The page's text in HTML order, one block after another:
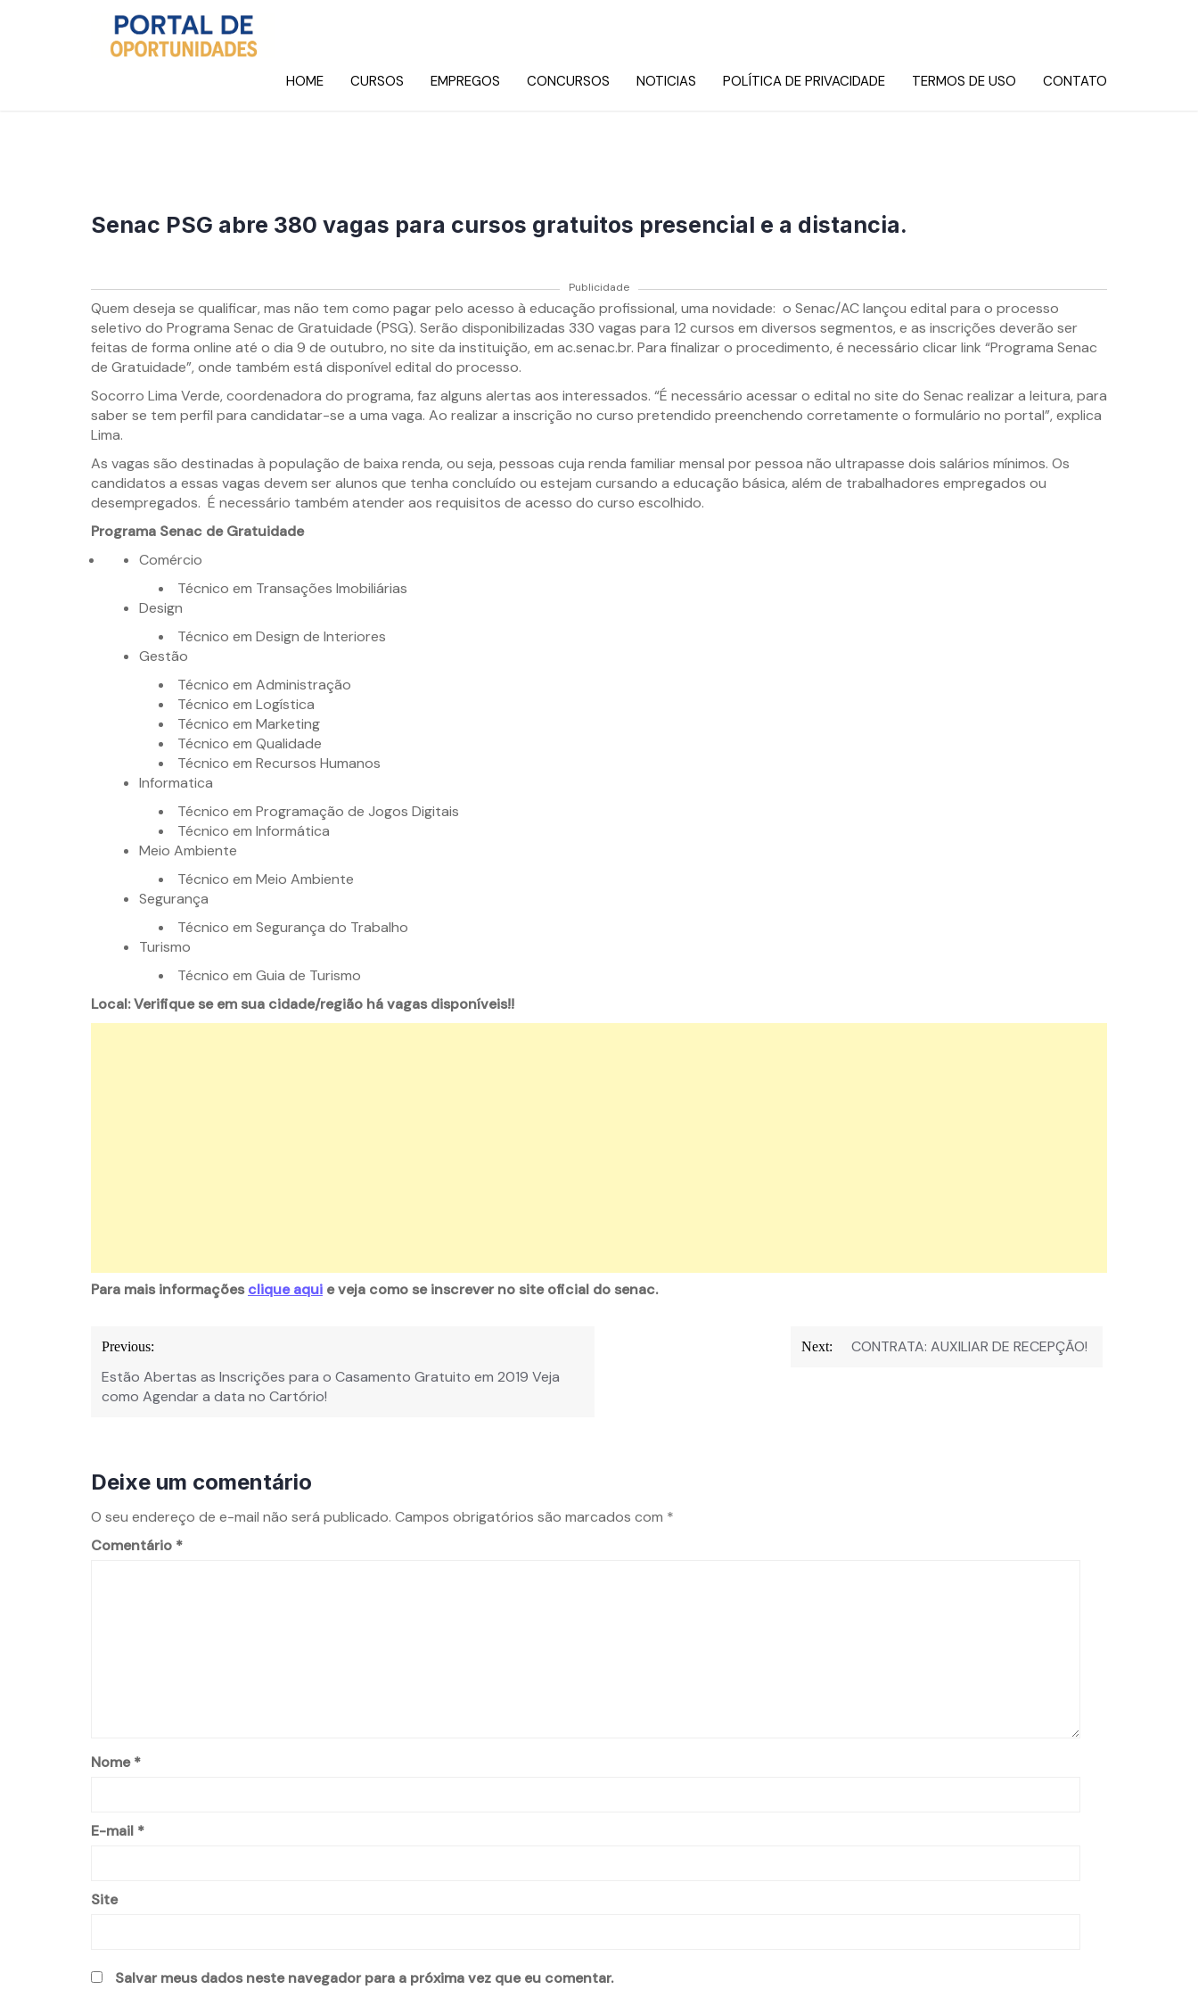
HOME CURSOS EMPREGOS CONCURSOS NOTICIAS POLÍTICA DE PRIVACIDADE TERMOS DE USO CONTATO
Senac PSG abre 380 vagas para cursos gratuitos presencial e a distancia.
Publicidade
Quem deseja se qualificar, mas não tem como pagar pelo acesso à educação profissional, uma novidade: o Senac/AC lançou edital para o processo
seletivo do Programa Senac de Gratuidade (PSG). Serão disponibilizadas 330 vagas para 12 cursos em diversos segmentos, e as inscrições deverão ser
feitas de forma online até o dia 9 de outubro, no site da instituição, em ac.senac.br. Para finalizar o procedimento, é necessário clicar link “Programa Senac
de Gratuidade”, onde também está disponível edital do processo.
Socorro Lima Verde, coordenadora do programa, faz alguns alertas aos interessados. “É necessário acessar o edital no site do Senac realizar a leitura, para
saber se tem perfil para candidatar-se a uma vaga. Ao realizar a inscrição no curso pretendido preenchendo corretamente o formulário no portal”, explica
Lima.
As vagas são destinadas à população de baixa renda, ou seja, pessoas cuja renda familiar mensal por pessoa não ultrapasse dois salários mínimos. Os
candidatos a essas vagas devem ser alunos que tenha concluído ou estejam cursando a educação básica, além de trabalhadores empregados ou
desempregados. É necessário também atender aos requisitos de acesso do curso escolhido.
Programa Senac de Gratuidade
Comércio
Técnico em Transações Imobiliárias
Design
Técnico em Design de Interiores
Gestão
Técnico em Administração
Técnico em Logística
Técnico em Marketing
Técnico em Qualidade
Técnico em Recursos Humanos
Informatica
Técnico em Programação de Jogos Digitais
Técnico em Informática
Meio Ambiente
Técnico em Meio Ambiente
Segurança
Técnico em Segurança do Trabalho
Turismo
Técnico em Guia de Turismo
Local: Verifique se em sua cidade/região há vagas disponíveis!!
Para mais informaçõesclique aqui e veja como se inscrever no site oficial do senac.
Previous:
Estão Abertas as Inscrições para o Casamento Gratuito em 2019 Veja
como Agendar a data no Cartório!
Next: CONTRATA: AUXILIAR DE RECEPÇÃO!
Deixe um comentário
O seu endereço de e-mail não será publicado. Campos obrigatórios são marcados com *
Comentário *
Nome*
E-mail *
Site
Salvar meus dados neste navegador para a próxima vez que eu comentar.